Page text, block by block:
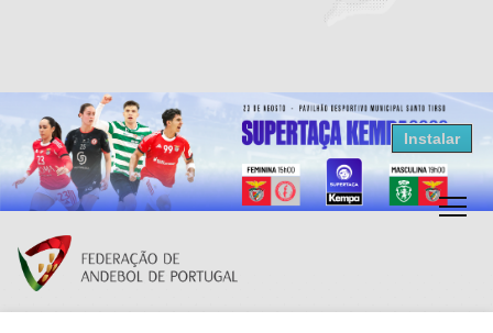
Resultados Andebol
Federação de Andebol de Portugal
Grátis - Disponivel na Play Store
Instalar